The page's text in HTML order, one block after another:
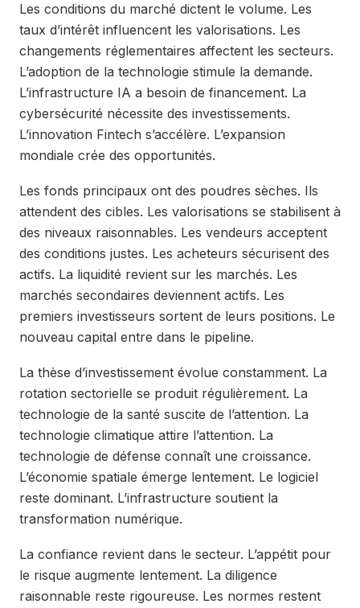
Les conditions du marché dictent le volume. Les
taux d’intérêt influencent les valorisations. Les
changements réglementaires affectent les secteurs.
L’adoption de la technologie stimule la demande.
L’infrastructure IA a besoin de financement. La
cybersécurité nécessite des investissements.
L’innovation Fintech s’accélère. L’expansion
mondiale crée des opportunités.
Les fonds principaux ont des poudres sèches. Ils
attendent des cibles. Les valorisations se stabilisent à
des niveaux raisonnables. Les vendeurs acceptent
des conditions justes. Les acheteurs sécurisent des
actifs. La liquidité revient sur les marchés. Les
marchés secondaires deviennent actifs. Les
premiers investisseurs sortent de leurs positions. Le
nouveau capital entre dans le pipeline.
La thèse d’investissement évolue constamment. La
rotation sectorielle se produit régulièrement. La
technologie de la santé suscite de l’attention. La
technologie climatique attire l’attention. La
technologie de défense connaît une croissance.
L’économie spatiale émerge lentement. Le logiciel
reste dominant. L’infrastructure soutient la
transformation numérique.
La confiance revient dans le secteur. L’appétit pour
le risque augmente lentement. La diligence
raisonnable reste rigoureuse. Les normes restent